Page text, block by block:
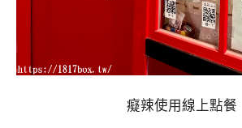
癡辣使用線上點餐